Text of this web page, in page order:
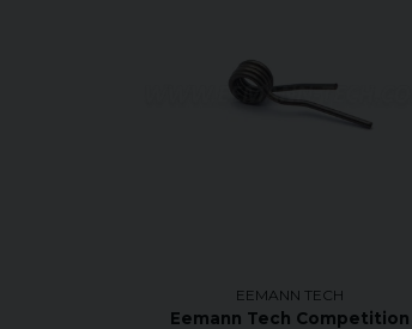
EEMANN TECH
Eemann Tech Competition